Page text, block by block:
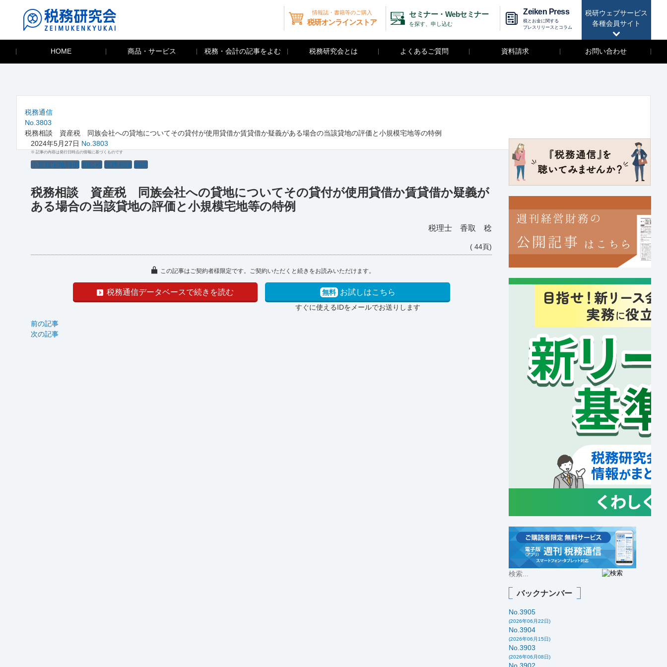
税研ウェブサービス
各種会員サイト
情報誌・書籍等のご購入
税研オンラインストア
セミナー・Webセミナー
を探す、申し込む
Zeiken Press
税とお金に関する
プレスリリースとコラム
HOME 商品・サービス 税務・会計の記事をよむ 税務研究会とは よくあるご質問 資料請求 お問い合わせ
税務通信
No.3803
税務相談 資産税 同族会社への貸地についてその貸付が使用貸借か賃貸借か疑義がある場合の当該貸地の評価と小規模宅地等の特例
2024年5月27日 No.3803
※ 記事の内容は発行日時点の情報に基づくものです
小規模宅地特例 相続税 税務相談 解説
税務相談 資産税 同族会社への貸地についてその貸付が使用貸借か賃貸借か疑義が
ある場合の当該貸地の評価と小規模宅地等の特例
税理士 香取 稔
( 44頁)
この記事はご契約者様限定です。ご契約いただくと続きをお読みいただけます。
税務通信データベースで続きを読む 無料 お試しはこちら
すぐに使えるIDをメールでお送りします
前の記事
次の記事
バックナンバー
No.3905
(2026年06月22日)
No.3904
(2026年06月15日)
No.3903
(2026年06月08日)